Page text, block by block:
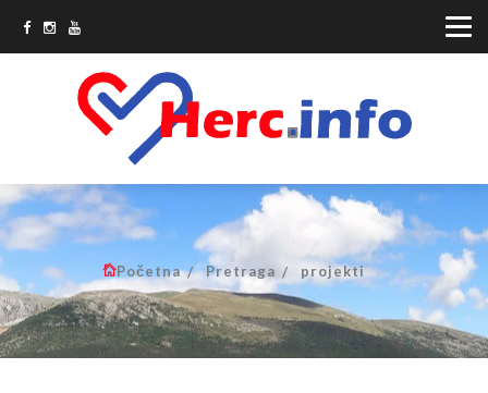
Početna Pretraga projekti